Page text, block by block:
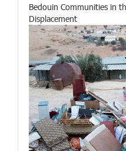
Bedouin Communities in
Displacement